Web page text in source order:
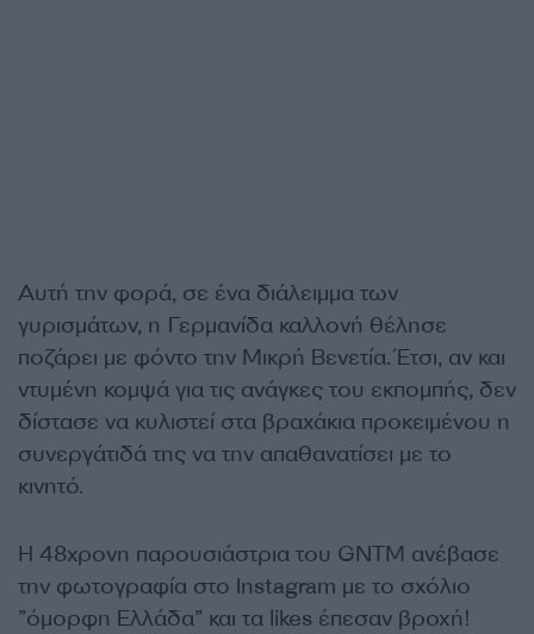
Αυτή την φορά, σε ένα διάλειμμα των
γυρισμάτων, η Γερμανίδα καλλονή θέλησε
ποζάρει με φόντο την Μικρή Βενετία. Έτσι, αν και
ντυμένη κομψά για τις ανάγκες του εκπομπής, δεν
δίστασε να κυλιστεί στα βραχάκια προκειμένου η
συνεργάτιδά της να την απαθανατίσει με το
κινητό.
H 48χρονη παρουσιάστρια του GNTM ανέβασε
την φωτογραφία στο Instagram με το σχόλιο
”όμορφη Ελλάδα” και τα likes έπεσαν βροχή!